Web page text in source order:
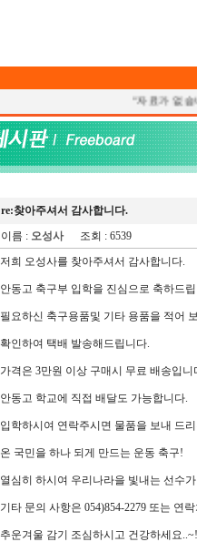
"자료가 없습
re:찾아주셔서 감사합니다.
이름 : 오성사조회 : 6539
저희 오성사를 찾아주셔서 감사합니다.
안동고 축구부 입학을 진심으로 축하드
필요하신 축구용품및 기타 용품을 적어
확인하여 택배 발송해드립니다.
가격은 3만원 이상 구매시 무료 배송입니
안동고 학교에 직접 배달도 가능합니다.
입학하시여 연락주시면 물품을 보내 드
온 국민을 하나 되게 만드는 운동 축구!
열심히 하시여 우리나라을 빛내는 선수
기타 문의 사항은 054)854-2279 또는 연
추운겨울 감기 조심하시고 건강하세요..~!